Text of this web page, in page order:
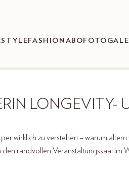
FASHION ABO
LONGEVITY-
wirklich zu verstehen – warum
randvollen Veranstaltungssaal im